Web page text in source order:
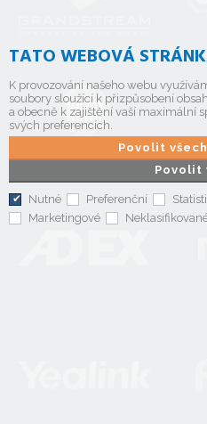
TATO WEBOVÁ
K provozování našeho webu
soubory sloužící k přizpůsobení
a obecně k zajištění vaší maximální
svých preferencích.
Povolit
Nutné Preferenční
Marketingové